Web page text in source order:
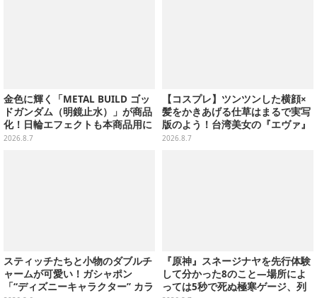
金色に輝く「METAL BUILD ゴッ
ドガンダム（明鏡止水）」が商品
化！日輪エフェクトも本商品用に
刷新した豪華仕様
2026.8.7
【コスプレ】ツンツンした横顔×
髪をかきあげる仕草はまるで実写
版のよう！台湾美女の『エヴァ』
制服アスカが美しすぎた【写真8
2026.8.7
スティッチたちと小物のダブルチ
ャームが可愛い！ガシャポン
「“ディズニーキャラクター” カラ
『原神』スネージナヤを先行体験
して分かった8のこと―場所によ
っては5秒で死ぬ極寒ゲージ、列